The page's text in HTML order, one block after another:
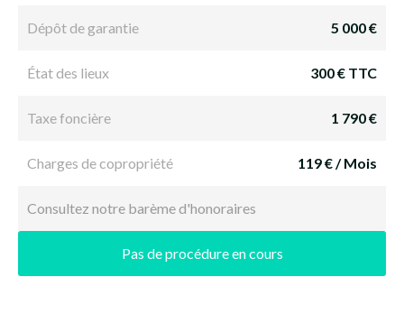
Dépôt de garantie 5 000 €
État des lieux 300 € TTC
Taxe foncière 1 790 €
Charges de copropriété 119 € / Mois
Consultez notre barème d'honoraires
Pas de procédure en cours